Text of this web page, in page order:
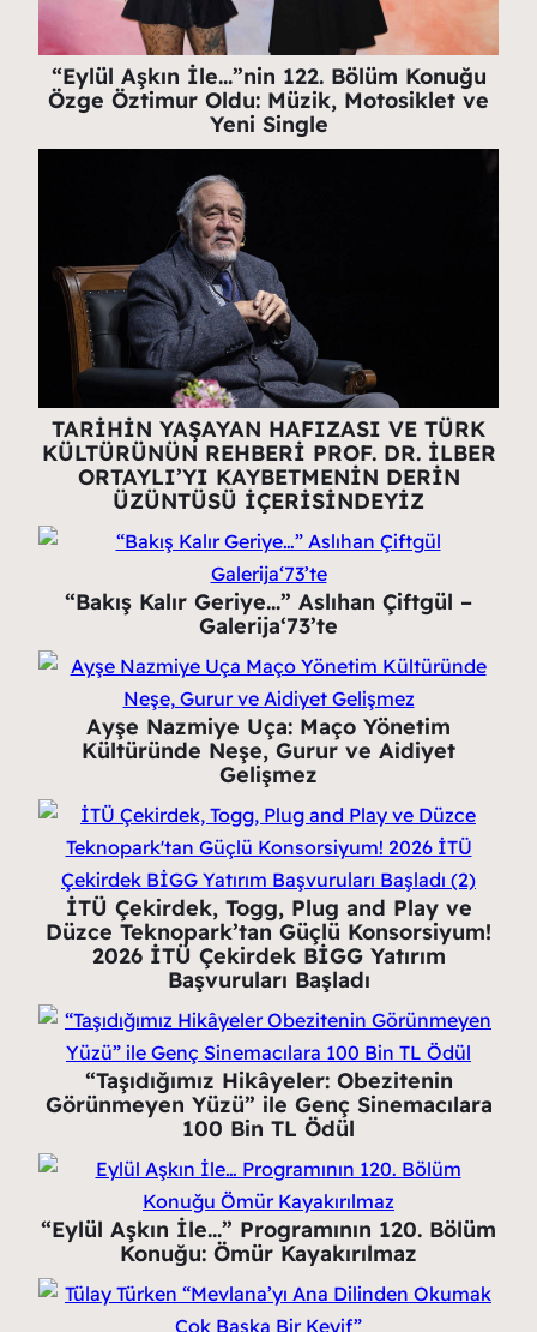
“Eylül Aşkın İle…”nin 122. Bölüm Konuğu
Özge Öztimur Oldu: Müzik, Motosiklet ve
Yeni Single
TARİHİN YAŞAYAN HAFIZASI VE TÜRK
KÜLTÜRÜNÜN REHBERİ PROF. DR. İLBER
ORTAYLI’YI KAYBETMENİN DERİN
ÜZÜNTÜSÜ İÇERİSİNDEYİZ
“Bakış Kalır Geriye…” Aslıhan Çiftgül –
Galerija‘73’te
Ayşe Nazmiye Uça: Maço Yönetim
Kültüründe Neşe, Gurur ve Aidiyet
Gelişmez
İTÜ Çekirdek, Togg, Plug and Play ve
Düzce Teknopark’tan Güçlü Konsorsiyum!
2026 İTÜ Çekirdek BİGG Yatırım
Başvuruları Başladı
“Taşıdığımız Hikâyeler: Obezitenin
Görünmeyen Yüzü” ile Genç Sinemacılara
100 Bin TL Ödül
“Eylül Aşkın İle…” Programının 120. Bölüm
Konuğu: Ömür Kayakırılmaz